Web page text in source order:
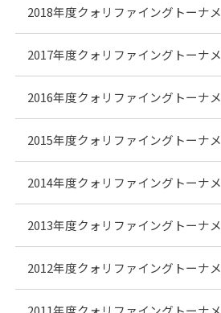
2018年度クォリファイングトーナ
2017年度クォリファイングトーナ
2016年度クォリファイングトーナ
2015年度クォリファイングトーナ
2014年度クォリファイングトーナ
2013年度クォリファイングトーナ
2012年度クォリファイングトーナ